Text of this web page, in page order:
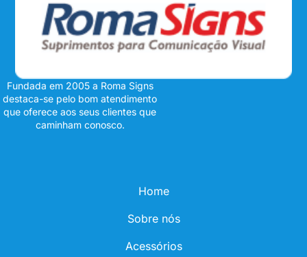
Fundada em 2005 a Roma Signs
destaca-se pelo bom atendimento
que oferece aos seus clientes que
caminham conosco.
Home
Sobre nós
Acessórios